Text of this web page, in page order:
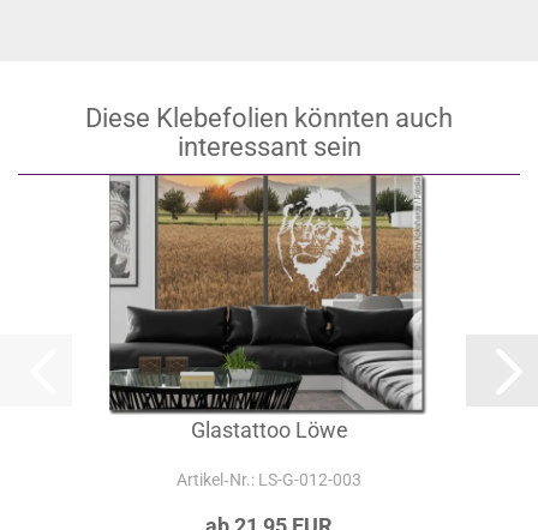
Diese Klebefolien könnten auch
interessant sein
Glastattoo Löwe
Artikel‑Nr.: LS-G-012-003